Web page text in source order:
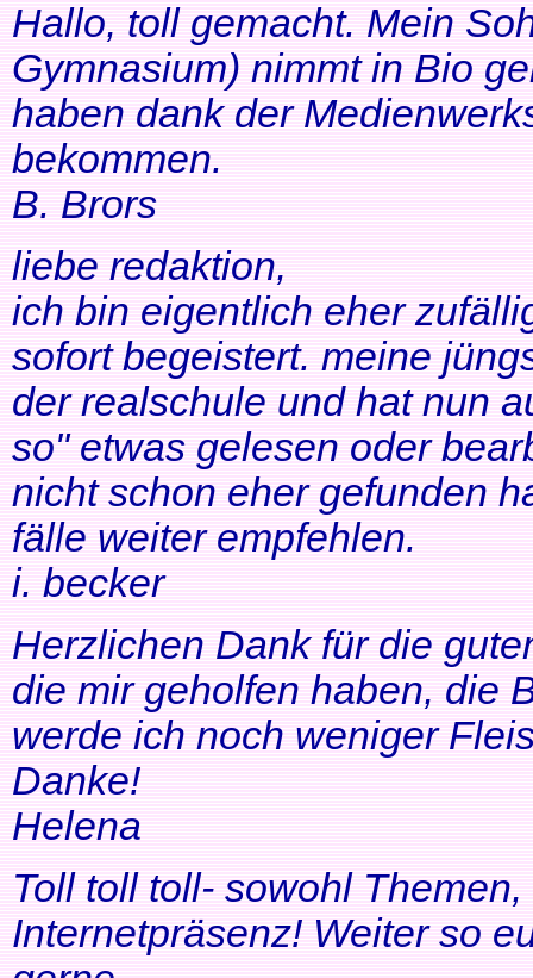
Hallo, toll gemacht. Mein
Gymnasium) nimmt in Bio
haben dank der
bekommen.
B. Brors
liebe redaktion,
ich bin eigentlich eher
sofort begeistert. meine
der realschule und hat nun
so" etwas gelesen oder
nicht schon eher gefunden
fälle weiter empfehlen.
i. becker
Herzlichen Dank für die
die mir geholfen haben, die
werde ich noch weniger
Danke!
Helena
Toll toll toll- sowohl
Internetpräsenz! Weiter so